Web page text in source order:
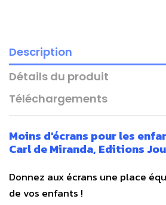
Description
Détails du produit
Téléchargements
Moins d'écrans pour les
Carl de Miranda, Editions
Donnez aux écrans une place
de vos enfants !